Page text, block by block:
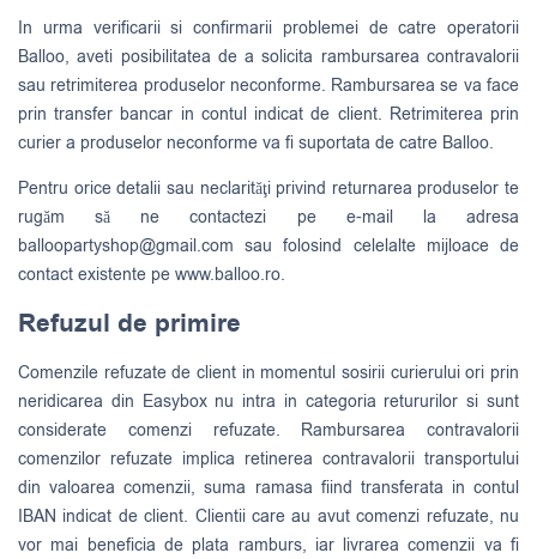
In urma verificarii si confirmarii problemei de catre operatorii
Balloo, aveti posibilitatea de a solicita rambursarea contravalorii
sau retrimiterea produselor neconforme. Rambursarea se va face
prin transfer bancar in contul indicat de client. Retrimiterea prin
curier a produselor neconforme va fi suportata de catre Balloo.
Pentru orice detalii sau neclarităţi privind returnarea produselor te
rugăm să ne contactezi pe e-mail la adresa
balloopartyshop@gmail.com sau folosind celelalte mijloace de
contact existente pe www.balloo.ro.
Refuzul de primire
Comenzile refuzate de client in momentul sosirii curierului ori prin
neridicarea din Easybox nu intra in categoria retururilor si sunt
considerate comenzi refuzate. Rambursarea contravalorii
comenzilor refuzate implica retinerea contravalorii transportului
din valoarea comenzii, suma ramasa fiind transferata in contul
IBAN indicat de client. Clientii care au avut comenzi refuzate, nu
vor mai beneficia de plata ramburs, iar livrarea comenzii va fi